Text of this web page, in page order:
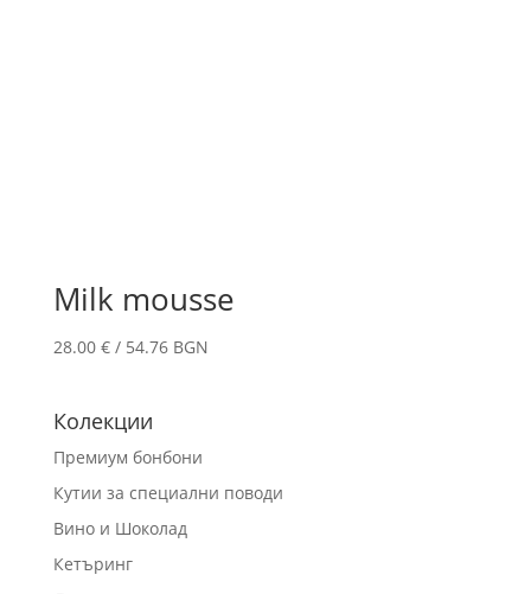
Milk mousse
28.00 € / 54.76 BGN
Колекции
Премиум бонбони
Кутии за специални поводи
Вино и Шоколад
Кетъринг